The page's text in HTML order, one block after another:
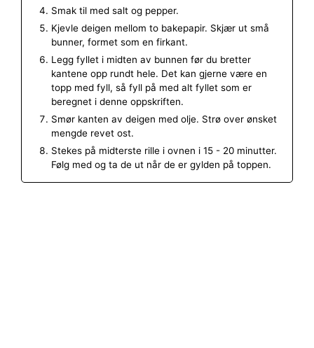
Smak til med salt og pepper.
Kjevle deigen mellom to bakepapir. Skjær ut små
bunner, formet som en firkant.
Legg fyllet i midten av bunnen før du bretter
kantene opp rundt hele. Det kan gjerne være en
topp med fyll, så fyll på med alt fyllet som er
beregnet i denne oppskriften.
Smør kanten av deigen med olje. Strø over ønsket
mengde revet ost.
Stekes på midterste rille i ovnen i 15 - 20 minutter.
Følg med og ta de ut når de er gylden på toppen.